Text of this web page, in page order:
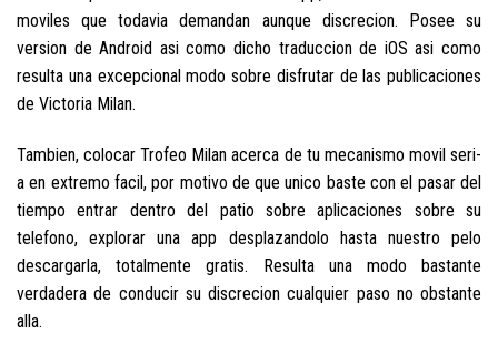
moviles que todavia demandan aunque discrecion. Posee su
version de Android asi­ como dicho traduccion de iOS asi­ como
resulta una excepcional modo sobre disfrutar de las publicaciones
de Victoria Milan.
Tambien, colocar Trofeo Milan acerca de tu mecanismo movil seri­
a en extremo facil, por motivo de que unico baste con el pasar del
tiempo entrar dentro del patio sobre aplicaciones sobre su
telefono, explorar una app desplazandolo hasta nuestro pelo
descargarla, totalmente gratis. Resulta una modo bastante
verdadera de conducir su discrecion cualquier paso no obstante
alla.